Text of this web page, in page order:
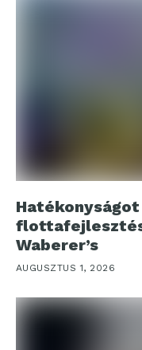
Waberer’s
AUGUSZTUS 1, 2026